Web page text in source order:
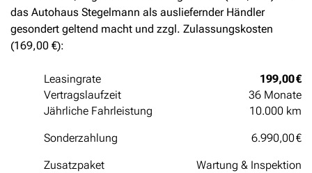
das Autohaus Stegelmann als ausliefernder Händler
gesondert geltend macht und zzgl. Zulassungskosten
(169,00 €):
Leasingrate
199,00 €
Vertragslaufzeit
36 Monate
Jährliche Fahrleistung
10.000 km
Sonderzahlung 6.990,00 €
Zusatzpaket
Wartung & Inspektion